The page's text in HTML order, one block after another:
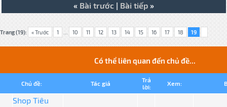
« Bài trước| Bài tiếp»
Trang (19): « Trước 1 ... 10 11 12 13 14 15 16 17 18 19
Có thể liên quan đến chủ đề...
Chủ đề: Tác giả
Trả
lời:
Xem:
Shop Tiêu